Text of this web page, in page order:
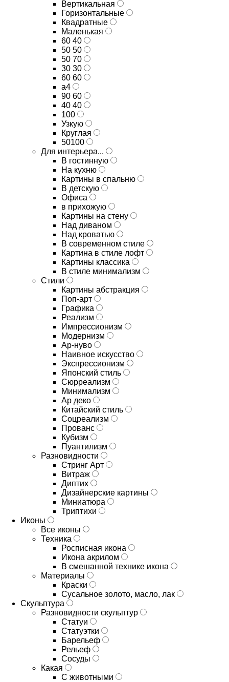
Вертикальная
Горизонтальные
Квадратные
Маленькая
60 40
50 50
50 70
30 30
60 60
а4
90 60
40 40
100
Узкую
Круглая
50100
Для интерьера...
В гостинную
На кухню
Картины в спальню
В детскую
Офиса
в прихожую
Картины на стену
Над диваном
Над кроватью
В современном стиле
Картина в стиле лофт
Картины классика
В стиле минимализм
Стили
Картины абстракция
Поп-арт
Графика
Реализм
Импрессионизм
Модернизм
Ар-нуво
Наивное искусство
Экспрессионизм
Японский стиль
Сюрреализм
Минимализм
Ар деко
Китайский стиль
Соцреализм
Прованс
Кубизм
Пуантилизм
Разновидности
Стринг Арт
Витраж
Диптих
Дизайнерские картины
Миниатюра
Триптихи
Иконы
Все иконы
Техника
Росписная икона
Икона акрилом
В смешанной технике икона
Материалы
Краски
Сусальное золото, масло, лак
Скульптура
Разновидности скульптур
Статуи
Статуэтки
Барельеф
Рельеф
Сосуды
Какая
С животными